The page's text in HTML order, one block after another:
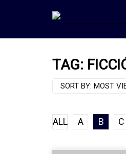
TAG:
SORT BY: MOST
ALL A B C